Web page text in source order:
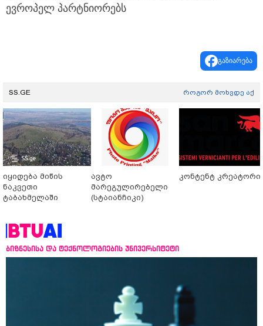
ევროპელ პარტნიორებს
გაზიარება
SS.GE როგორ მოხვდე აქ
იყიდება მიწის
ნაკვეთი
ტაბახმელაში
ავტო
მარეგულირებელი
(სტაიანჩიკი)
კონტენტ კრეატორი
ბიზნესისა და ტექნოლოგიების უნივერსიტეტი